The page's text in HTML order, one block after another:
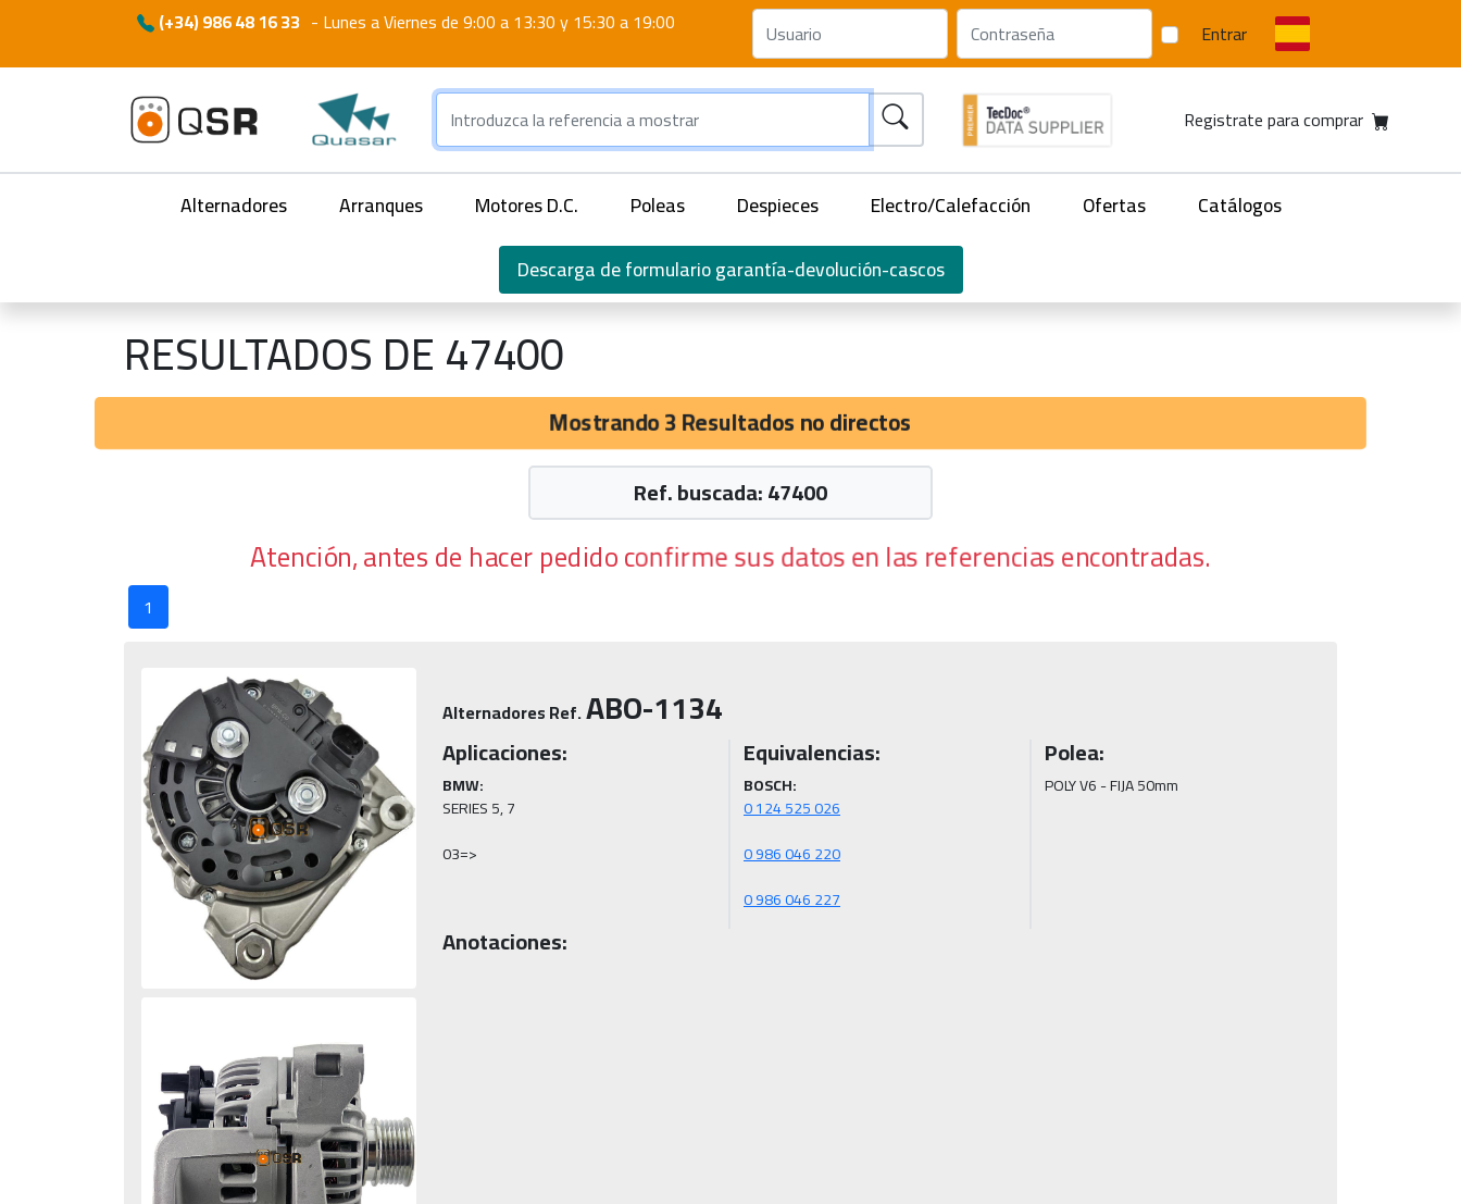
(+34) 986 48 16 33 - Lunes a Viernes de 9:00 a 13:30 y 15:30 a 19:00 Entrar
Registrate para comprar
Alternadores Arranques Motores D.C. Poleas Despieces Electro/Calefacción Ofertas
Catálogos
Descarga de formulario garantía-devolución-cascos
RESULTADOS DE 47400
Mostrando 3 Resultados no directos
Ref. buscada: 47400
Atención, antes de hacer pedido confirme sus datos en las referencias encontradas.
1
Alternadores Ref.ABO-1134
Aplicaciones:
BMW:
SERIES 5, 7
03=>
Equivalencias:
BOSCH:
0 124 525 026
0 986 046 220
0 986 046 227
Polea:
POLY V6 - FIJA 50mm
Anotaciones: